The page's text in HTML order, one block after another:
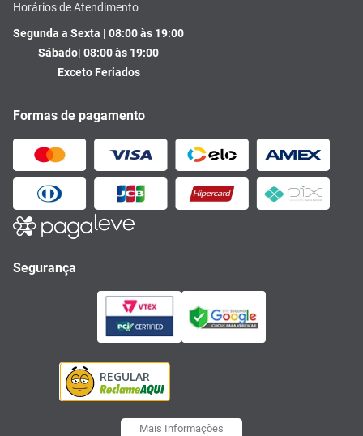
Horários de Atendimento
Segunda a Sexta | 08:00 às 19:00
Sábado| 08:00 às 19:00
Exceto Feriados
Formas de pagamento
Segurança
Mais Informações